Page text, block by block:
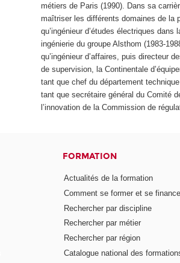
métiers de Paris (1990). Dans sa
maîtriser les différents domaines de la
qu’ingénieur d’études électriques
ingénierie du groupe Alsthom (1983-
qu’ingénieur d’affaires, puis directeur
de supervision, la Continentale
tant que chef du département
tant que secrétaire général du Comité
l’innovation de la Commission de
FORMATION
Actualités de la formation
Comment se former et se
Rechercher par discipline
Rechercher par métier
Rechercher par région
Catalogue national des